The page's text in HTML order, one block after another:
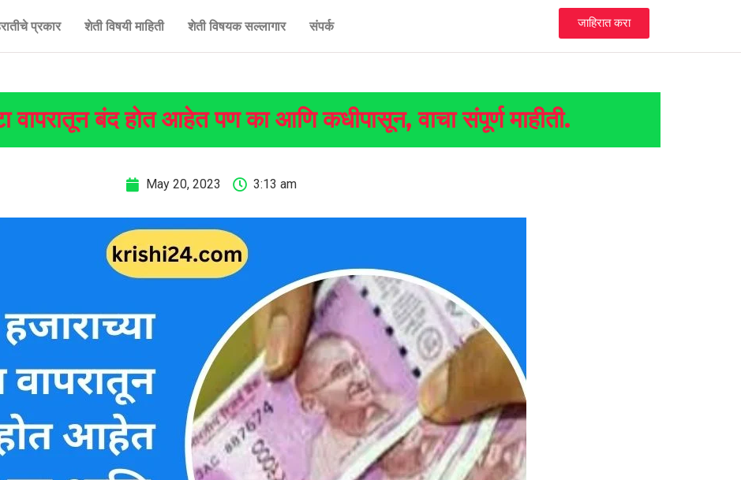
प्रकार शेती विषयी माहिती शेती विषयक सल्लागार संपर्क जाहिरात करा
वापरातून बंद होत आहेत पण का आणि कधीपासून, वाचा संपूर्ण माहीती.
May 20, 2023 3:13 am